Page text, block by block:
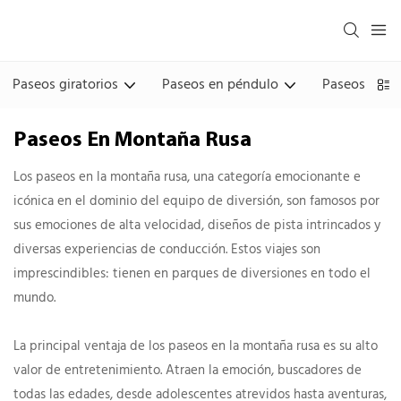
Paseos giratorios Paseos en péndulo Paseos en
Paseos En Montaña Rusa
Los paseos en la montaña rusa, una categoría emocionante e
icónica en el dominio del equipo de diversión, son famosos por
sus emociones de alta velocidad, diseños de pista intrincados y
diversas experiencias de conducción. Estos viajes son
imprescindibles: tienen en parques de diversiones en todo el
mundo.
La principal ventaja de los paseos en la montaña rusa es su alto
valor de entretenimiento. Atraen la emoción, buscadores de
todas las edades, desde adolescentes atrevidos hasta aventuras,